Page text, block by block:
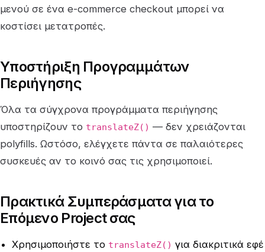
μενού σε ένα e-commerce checkout μπορεί να
κοστίσει μετατροπές.
Υποστήριξη Προγραμμάτων
Περιήγησης
Όλα τα σύγχρονα προγράμματα περιήγησης
υποστηρίζουν το translateZ() — δεν χρειάζονται
polyfills. Ωστόσο, ελέγχετε πάντα σε παλαιότερες
συσκευές αν το κοινό σας τις χρησιμοποιεί.
Πρακτικά Συμπεράσματα για το
Επόμενο Project σας
Χρησιμοποιήστε το translateZ() για διακριτικά εφέ